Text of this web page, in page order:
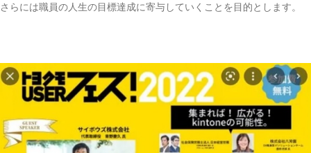
さらには職員の人生の目標達成に寄与していくことを目的とします。